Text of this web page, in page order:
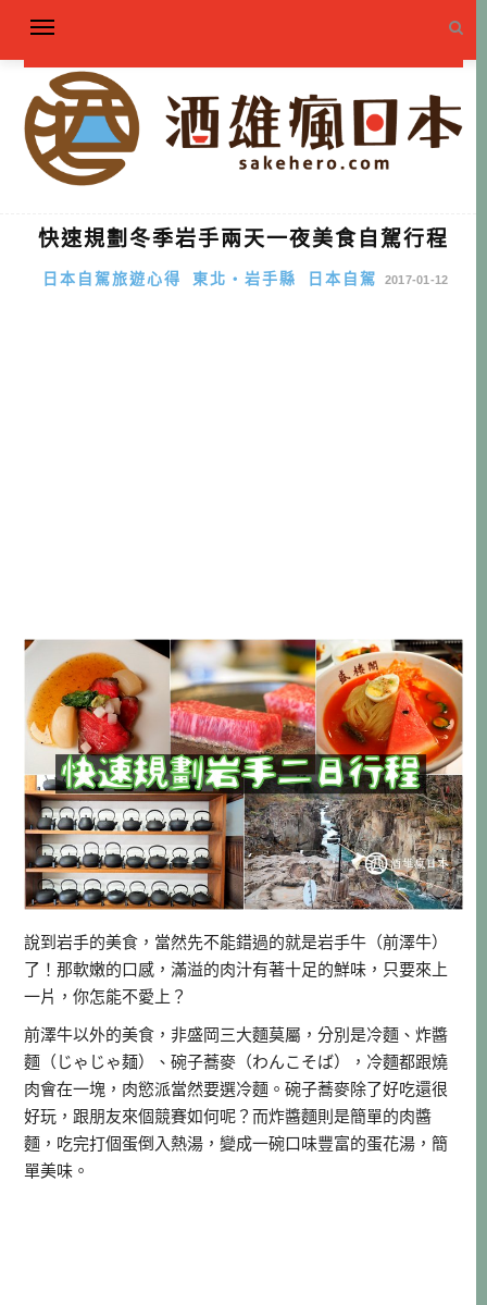
快速規劃冬季岩手兩天一夜美食自駕行程
日本自駕旅遊心得 東北・岩手縣 日本自駕 2017-01-12
說到岩手的美食，當然先不能錯過的就是岩手牛（前澤牛）
了！那軟嫩的口感，滿溢的肉汁有著十足的鮮味，只要來上
一片，你怎能不愛上？
前澤牛以外的美食，非盛岡三大麵莫屬，分別是冷麵、炸醬
麵（じゃじゃ麺）、碗子蕎麥（わんこそば），冷麵都跟燒
肉會在一塊，肉慾派當然要選冷麵。碗子蕎麥除了好吃還很
好玩，跟朋友來個競賽如何呢？而炸醬麵則是簡單的肉醬
麵，吃完打個蛋倒入熱湯，變成一碗口味豐富的蛋花湯，簡
單美味。